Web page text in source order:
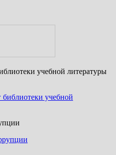
учебной литературы